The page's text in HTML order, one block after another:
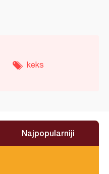
keks
Najpopularniji